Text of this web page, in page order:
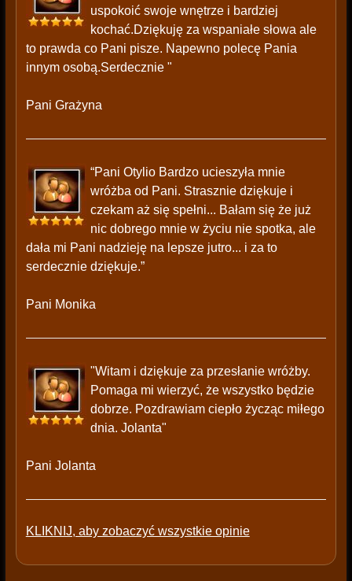
uspokoić swoje wnętrze i bardziej
kochać.Dziękuję za wspaniałe słowa ale
to prawda co Pani pisze. Napewno polecę Pania
innym osobą.Serdecznie "
Pani Grażyna
“Pani Otylio Bardzo ucieszyła mnie
wróżba od Pani. Strasznie dziękuje i
czekam aż się spełni... Bałam się że już
nic dobrego mnie w życiu nie spotka, ale
dała mi Pani nadzieję na lepsze jutro... i za to
serdecznie dziękuje.”
Pani Monika
"Witam i dziękuje za przesłanie wróżby.
Pomaga mi wierzyć, że wszystko będzie
dobrze. Pozdrawiam ciepło życząc miłego
dnia. Jolanta"
Pani Jolanta
KLIKNIJ, aby zobaczyć wszystkie opinie